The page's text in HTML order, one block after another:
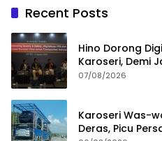
Recent Posts
Hino Dorong
Karoseri, Demi
Pelanggan
07/08/2026
Karoseri Was-
Deras, Picu